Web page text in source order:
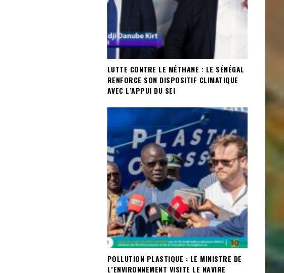
LUTTE CONTRE LE MÉTHANE : LE SÉNÉGAL
RENFORCE SON DISPOSITIF CLIMATIQUE
AVEC L’APPUI DU SEI
POLLUTION PLASTIQUE : LE MINISTRE DE
L’ENVIRONNEMENT VISITE LE NAVIRE